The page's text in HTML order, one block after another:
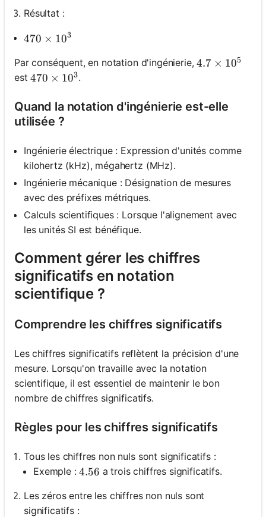
Résultat :
470 \times 10^3
470 × 103
Par conséquent, en notation d'ingénierie,4.7 \times
4.7 × 105
est470 \times 10^3
470 × 103.
Quand la notation d'ingénierie est-elle
utilisée ?
Ingénierie électrique : Expression d'unités comme
kilohertz (kHz), mégahertz (MHz).
Ingénierie mécanique : Désignation de mesures
avec des préfixes métriques.
Calculs scientifiques : Lorsque l'alignement avec
les unités SI est bénéfique.
Comment gérer les chiffres
significatifs en notation
scientifique ?
Comprendre les chiffres significatifs
Les chiffres significatifs reflètent la précision d'une
mesure. Lorsqu'on travaille avec la notation
scientifique, il est essentiel de maintenir le bon
nombre de chiffres significatifs.
Règles pour les chiffres significatifs
Tous les chiffres non nuls sont significatifs :
Exemple :4.56
4.56 a trois chiffres significatifs.
Les zéros entre les chiffres non nuls sont
significatifs :